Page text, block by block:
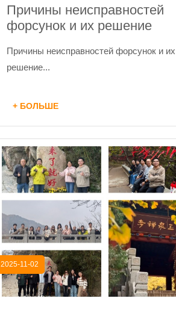
Причины неисправностей
форсунок и их решение
Причины неисправностей форсунок и их
решение...
+ БОЛЬШЕ
2025-11-02